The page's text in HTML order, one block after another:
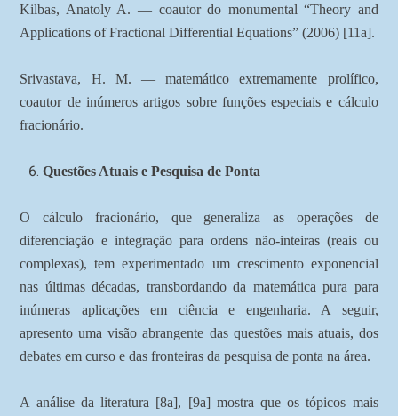
Kilbas, Anatoly A. — coautor do monumental “Theory and
Applications of Fractional Differential Equations” (2006) [11a].
Srivastava, H. M. — matemático extremamente prolífico,
coautor de inúmeros artigos sobre funções especiais e cálculo
fracionário.
Questões Atuais e Pesquisa de Ponta
O cálculo fracionário, que generaliza as operações de
diferenciação e integração para ordens não-inteiras (reais ou
complexas), tem experimentado um crescimento exponencial
nas últimas décadas, transbordando da matemática pura para
inúmeras aplicações em ciência e engenharia. A seguir,
apresento uma visão abrangente das questões mais atuais, dos
debates em curso e das fronteiras da pesquisa de ponta na área.
A análise da literatura [8a], [9a] mostra que os tópicos mais